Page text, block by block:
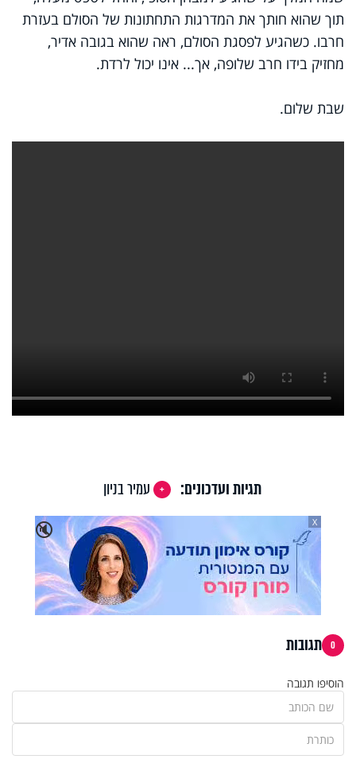
תוך שהוא חותך את המדרגות התחתונות של הסולם בעזרת
חרבו. כשהגיע לפסגת הסולם, ראה שהוא בגובה אדיר,
מחזיק בידו חרב שלופה, אך... אינו יכול לרדת.
שבת שלום.
תגיות ועדכונים:
עמיר בניון
🔇
X
0 תגובות
הוסיפו תגובה